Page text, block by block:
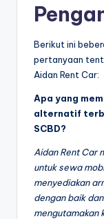
Berikut ini
pertanyaan
Aidan Rent Car:
Apa yang
alternatif
SCBD?
Aidan Rent Car
untuk sewa
menyediakan
dengan baik
mengutamakan